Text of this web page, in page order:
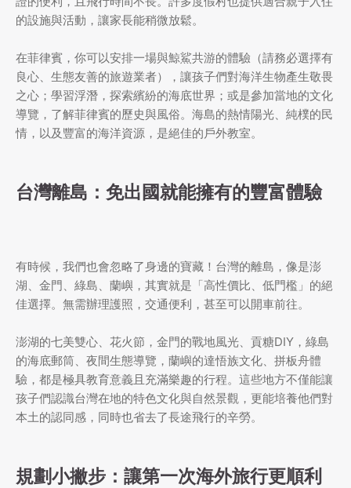
的設施與活動，讓家長能稍微放鬆。
在菲律賓，你可以安排一場與鯨鯊共游的體驗（請務必選擇有
良心、生態友善的旅遊業者），讓孩子們對海洋生物產生敬畏
之心；學習浮潛，探索繽紛的海底世界；或是參加當地的文化
導覽，了解菲律賓的歷史與風俗。海島的熱情陽光、純樸的民
情，以及豐富的海洋資源，是絕佳的戶外教室。
台灣離島：免出國就能擁有的豐富體驗
有時候，我們也會忽略了身邊的寶藏！台灣的離島，像是澎
湖、金門、綠島、蘭嶼，其實就是「高性價比、低門檻」的絕
佳選擇。無需辦理護照，交通便利，甚至可以開車前往。
澎湖的七美雙心、花火節，金門的戰地風光、貢糖DIY，綠島
的海底郵筒、夜間生態導覽，蘭嶼的達悟族文化、拼板舟體
驗，都是極具教育意義且充滿樂趣的行程。這些地方不僅能讓
孩子們認識台灣在地的特色文化與自然景觀，更能培養他們對
本土的認同感，同時也省去了長途飛行的辛勞。
規劃小撇步：讓第一次海外旅行更順利